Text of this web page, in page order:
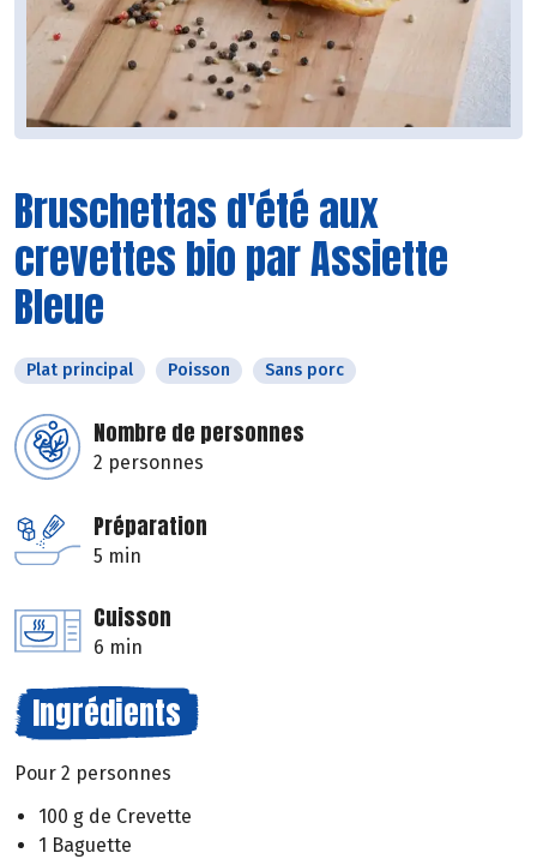
Bruschettas d'été aux
crevettes bio par Assiette
Bleue
Plat principal Poisson Sans porc
Nombre de personnes
2 personnes
Préparation
5 min
Cuisson
6 min
Ingrédients
Pour 2 personnes
100 g de Crevette
1 Baguette